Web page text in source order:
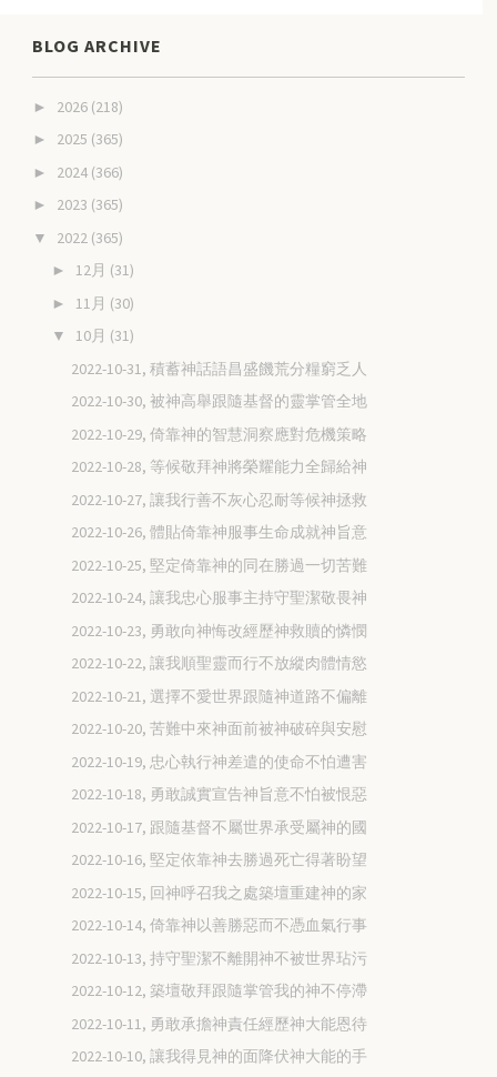
BLOG ARCHIVE
► 2026 (218)
► 2025 (365)
► 2024 (366)
► 2023 (365)
▼ 2022 (365)
► 12月 (31)
► 11月 (30)
▼ 10月 (31)
2022-10-31, 積蓄神話語昌盛饑荒分糧窮乏人
2022-10-30, 被神高舉跟隨基督的靈掌管全地
2022-10-29, 倚靠神的智慧洞察應對危機策略
2022-10-28, 等候敬拜神將榮耀能力全歸給神
2022-10-27, 讓我行善不灰心忍耐等候神拯救
2022-10-26, 體貼倚靠神服事生命成就神旨意
2022-10-25, 堅定倚靠神的同在勝過一切苦難
2022-10-24, 讓我忠心服事主持守聖潔敬畏神
2022-10-23, 勇敢向神悔改經歷神救贖的憐憫
2022-10-22, 讓我順聖靈而行不放縱肉體情慾
2022-10-21, 選擇不愛世界跟隨神道路不偏離
2022-10-20, 苦難中來神面前被神破碎與安慰
2022-10-19, 忠心執行神差遣的使命不怕遭害
2022-10-18, 勇敢誠實宣告神旨意不怕被恨惡
2022-10-17, 跟隨基督不屬世界承受屬神的國
2022-10-16, 堅定依靠神去勝過死亡得著盼望
2022-10-15, 回神呼召我之處築壇重建神的家
2022-10-14, 倚靠神以善勝惡而不憑血氣行事
2022-10-13, 持守聖潔不離開神不被世界玷污
2022-10-12, 築壇敬拜跟隨掌管我的神不停滯
2022-10-11, 勇敢承擔神責任經歷神大能恩待
2022-10-10, 讓我得見神的面降伏神大能的手